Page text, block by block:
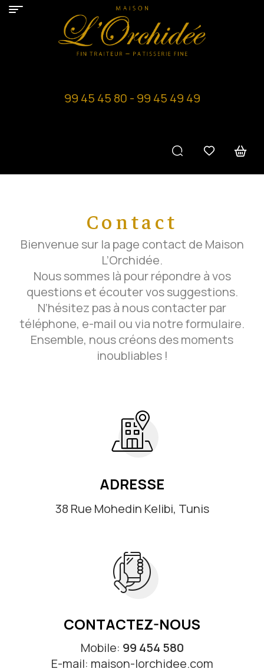
99 45 45 80 - 99 45 49 49
Contact
Bienvenue sur la page contact de Maison
L’Orchidée.
Nous sommes là pour répondre à vos
questions et écouter vos suggestions.
N’hésitez pas à nous contacter par
téléphone, e-mail ou via notre formulaire.
Ensemble, nous créons des moments
inoubliables !
ADRESSE
38 Rue Mohedin Kelibi, Tunis
CONTACTEZ-NOUS
Mobile: 99 454 580
E-mail: maison-lorchidee.com